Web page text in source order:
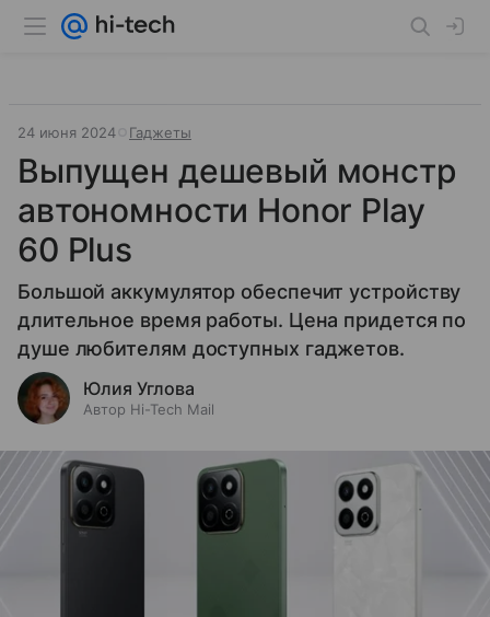
24 июня 2024 Гаджеты
Выпущен дешевый монстр
автономности Honor Play
60 Plus
Большой аккумулятор обеспечит устройству
длительное время работы. Цена придется по
душе любителям доступных гаджетов.
Юлия Углова
Автор Hi-Tech Mail